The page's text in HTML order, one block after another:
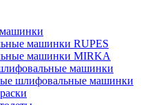
машинки RUPES
машинки MIRKA
машинки
шлифовальные машинки